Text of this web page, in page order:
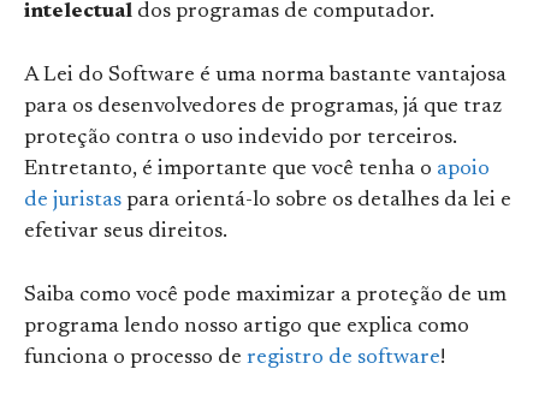
intelectual dos programas de computador.
A Lei do Software é uma norma bastante vantajosa
para os desenvolvedores de programas, já que traz
proteção contra o uso indevido por terceiros.
Entretanto, é importante que você tenha o apoio
de juristas para orientá-lo sobre os detalhes da lei e
efetivar seus direitos.
Saiba como você pode maximizar a proteção de um
programa lendo nosso artigo que explica como
funciona o processo de registro de software!